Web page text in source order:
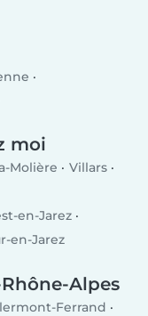
moi
Molière
Villars
en-Jarez
en-Jarez
Alpes
Ferrand